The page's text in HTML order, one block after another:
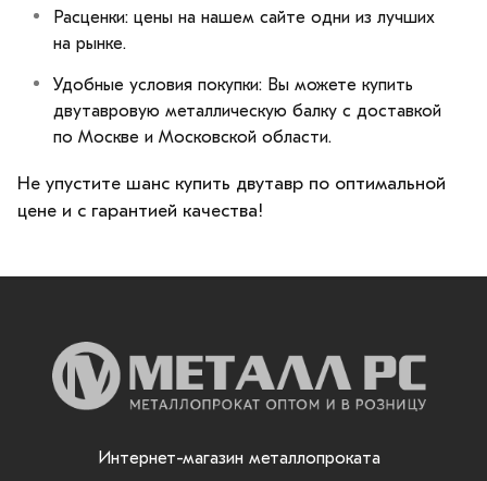
Расценки: цены на нашем сайте одни из лучших
на рынке.
Удобные условия покупки: Вы можете купить
двутавровую металлическую балку с доставкой
по Москве и Московской области.
Не упустите шанс купить двутавр по оптимальной
цене и с гарантией качества!
Интернет-магазин металлопроката